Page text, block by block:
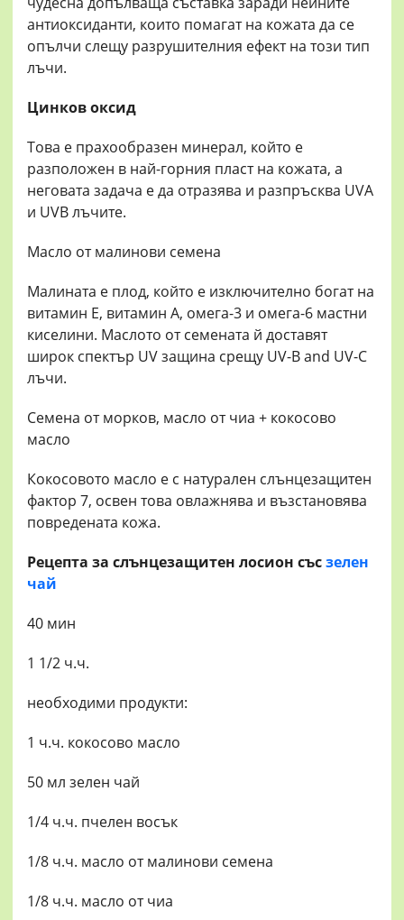
антиоксиданти, които помагат на кожата да се
опълчи слещу разрушителния ефект на този тип
лъчи.
Цинков оксид
Това е прахообразен минерал, който е
разположен в най-горния пласт на кожата, а
неговата задача е да отразява и разпръсква UVA
и UVB лъчите.
Масло от малинови семена
Малината е плод, който е изключително богат на
витамин Е, витамин А, омега-3 и омега-6 мастни
киселини. Маслото от семената й доставят
широк спектър UV защина срещу UV-B and UV-C
лъчи.
Семена от морков, масло от чиа + кокосово
масло
Кокосовото масло е с натурален слънцезащитен
фактор 7, освен това овлажнява и възстановява
повредената кожа.
Рецепта за слънцезащитен лосион съсзелен
чай
40 мин
1 1/2 ч.ч.
необходими продукти:
1 ч.ч. кокосово масло
50 мл зелен чай
1/4 ч.ч. пчелен восък
1/8 ч.ч. масло от малинови семена
1/8 ч.ч. масло от чиа